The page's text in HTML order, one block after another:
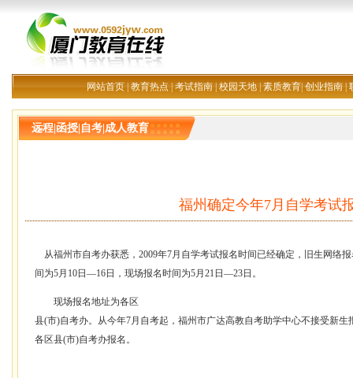
网站首页|教育热点|考试指南|校园天地|素质教育|创业指南|
远程|函授|自考|成人教育
福州确定今年7月自学考试
从福州市自考办获悉，2009年7月自学考试报名时间已经确定，旧生网络
间为5月10日—16日，现场报名时间为5月21日—23日。
现场报名地址为各区
县(市)自考办。从今年7月自考起，福州市广达高教自考助学中心不接受新
各区县(市)自考办报名。